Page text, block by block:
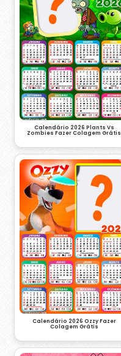
Calendário 2026 Plants Vs
Zombies Fazer Colagem Grátis
Calendário 2026 Ozzy Fazer
Colagem Grátis